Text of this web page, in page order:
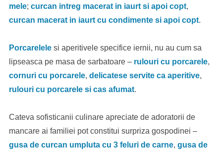
mele; curcan intreg macerat in iaurt si apoi copt,
curcan macerat in iaurt cu condimente si apoi copt.
Porcarelelesi aperitivele specifice iernii, nu au cum sa
lipseasca pe masa de sarbatoare – rulouri cu porcarele,
cornuri cu porcarele, delicatese servite ca aperitive,
rulouri cu porcarele si cas afumat.
Cateva sofisticanii culinare apreciate de adoratorii de
mancare ai familiei pot constitui surpriza gospodinei –
gusa de curcan umpluta cu 3 feluri de carne, gusa de